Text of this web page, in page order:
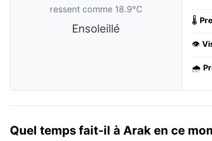
ressent comme 18.9°C
Ensoleillé
🌡️
👁️
🌧️
Quel temps fait-il à Arak en ce